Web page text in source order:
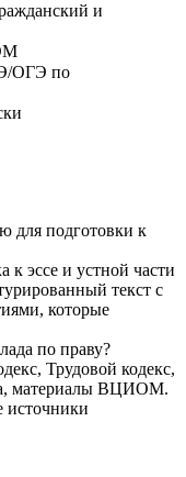
и
ОГЭ по
для подготовки к
эссе и устной части
текст с
которые
по праву?
Трудовой кодекс,
материалы ВЦИОМ.
источники